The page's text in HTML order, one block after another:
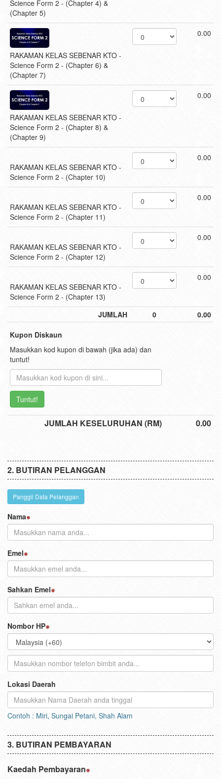
Science Form 2 - (Chapter 4) &
(Chapter 5)
RAKAMAN KELAS SEBENAR KTO -
Science Form 2 - (Chapter 6) &
(Chapter 7)
0.00
RAKAMAN KELAS SEBENAR KTO -
Science Form 2 - (Chapter 8) &
(Chapter 9)
0.00
RAKAMAN KELAS SEBENAR KTO -
Science Form 2 - (Chapter 10)
0.00
RAKAMAN KELAS SEBENAR KTO -
Science Form 2 - (Chapter 12)
RAKAMAN KELAS SEBENAR KTO -
Science Form 2 - (Chapter 13)
0.00
Kupon Diskaun
Masukkan kod kupon di bawah (jika ada) dan
tuntut!
JUMLAH KESELURUHAN (RM)
BUTIRAN PELANGGAN
Nama
Emel
Sahkan Emel
Nombor HP
Lokasi Daerah
Contoh : Miri, Sungai Petani, Shah Alam